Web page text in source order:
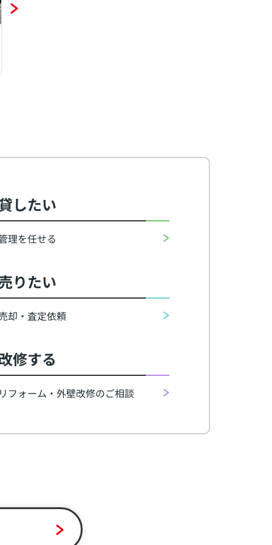
したい
理を任せる
りたい
却・査定依頼
修する
リフォーム・外壁改修のご相談